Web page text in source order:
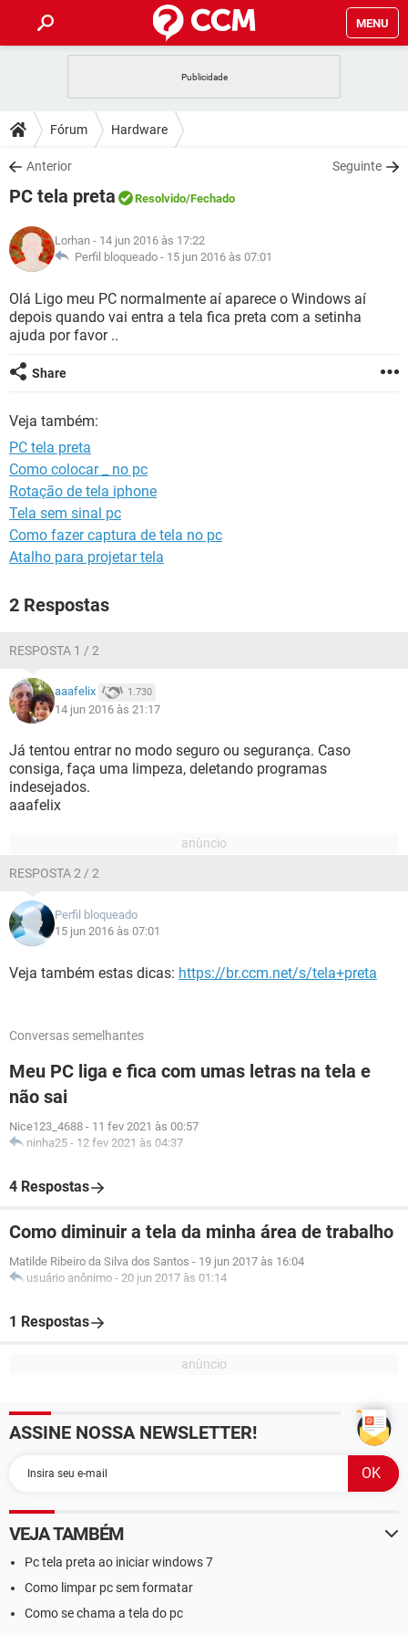
MENU
CELULAR
OUTLOOK
INSTAGRAM GMAIL
GUIA DE COMPRAS
DICAS
JOGOS
INSTAGRAM
GUIA DE COMPRAS
DOWNLOADS
JOGOS WHATSAPP
CELULAR
OUTLOOK EXCEL
INSTAGRAM GMAIL
GUIA DE COMPRAS
JOGOS
CELULAR
OUTLOOK EXCEL
INSTAGRAM
GUIA DE COMPRAS
GLOSSÁRIO
JOGOS WHATSAPP
CELULAR FACEBOOK
INSTAGRAM
GUIA DE COMPRAS
Fórum Hardware
Anterior Seguinte
PC tela preta Resolvido/Fechado
Lorhan - 14 jun 2016 às 17:22
Perfil bloqueado - 15 jun 2016 às 07:01
Olá Ligo meu PC normalmente aí aparece o Windows aí
depois quando vai entra a tela fica preta com a setinha
ajuda por favor ..
Share
Veja também:
PC tela preta
Como colocar _ no pc
Rotação de tela iphone
Tela sem sinal pc
Como fazer captura de tela no pc
Atalho para projetar tela
2 Respostas
RESPOSTA 1 / 2
aaafelix 1.730
14 jun 2016 às 21:17
Já tentou entrar no modo seguro ou segurança. Caso
consiga, faça uma limpeza, deletando programas
indesejados.
aaafelix
RESPOSTA 2 / 2
Perfil bloqueado
15 jun 2016 às 07:01
Veja também estas dicas: https://br.ccm.net/s/tela+preta
Conversas semelhantes
Meu PC liga e fica com umas letras na tela e
não sai
Nice123_4688 - 11 fev 2021 às 00:57
ninha25 - 12 fev 2021 às 04:37
4 Respostas
Como diminuir a tela da minha área de trabalho
Matilde Ribeiro da Silva dos Santos - 19 jun 2017 às 16:04
usuário anônimo - 20 jun 2017 às 01:14
1 Respostas
ASSINE NOSSA NEWSLETTER!
VEJA TAMBÉM
Pc tela preta ao iniciar windows 7
Como limpar pc sem formatar
Como se chama a tela do pc